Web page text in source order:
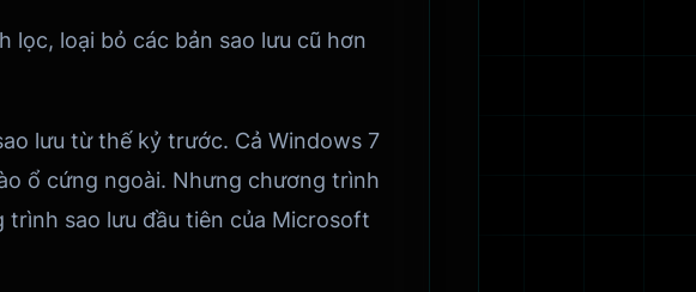
loại bỏ các bản sao lưu cũ hơn
lưu từ thế kỷ trước. Cả Windows 7
ổ cứng ngoài. Nhưng chương trình
trình sao lưu đầu tiên của Microsoft